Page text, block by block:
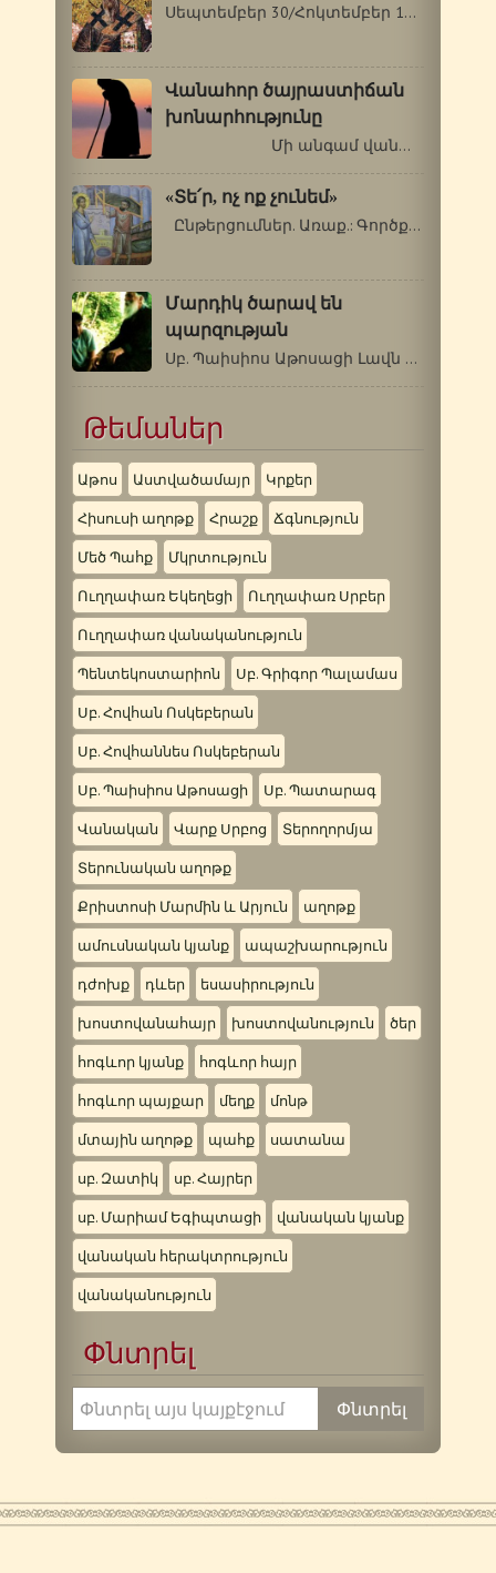
Սեպտեմբեր 30/Հոկտեմբեր 13 Սուրբ Գրիգոր…
Վանահոր ծայրաստիճան
խոնարհությունը
Մի անգամ վանահայր…
«Տե՛ր, ոչ ոք չունեմ»
Ընթերցումներ. Առաք.: Գործք 9. 32-42:…
Մարդիկ ծարավ են
պարզության
Սբ. Պաիսիոս Աթոսացի Լավն այն է, որ…
Թեմաներ
Աթոս Աստվածամայր Կրքեր
Հիսուսի աղոթք Հրաշք Ճգնություն
Մեծ Պահք Մկրտություն
Ուղղափառ Եկեղեցի Ուղղափառ Սրբեր
Ուղղափառ վանականություն
Պենտեկոստարիոն Սբ. Գրիգոր Պալամաս
Սբ. Հովհան Ոսկեբերան
Սբ. Հովհաննես Ոսկեբերան
Սբ. Պաիսիոս Աթոսացի Սբ. Պատարագ
Վանական Վարք Սրբոց Տերողորմյա
Տերունական աղոթք
Քրիստոսի Մարմին և Արյուն աղոթք
ամուսնական կյանք ապաշխարություն
դժոխք դևեր եսասիրություն
խոստովանահայր խոստովանություն ծեր
հոգևոր կյանք հոգևոր հայր
հոգևոր պայքար մեղք մոնթ
մտային աղոթք պահք սատանա
սբ. Զատիկ սբ. Հայրեր
սբ. Մարիամ Եգիպտացի վանական կյանք
վանական հերակտրություն
վանականություն
Փնտրել